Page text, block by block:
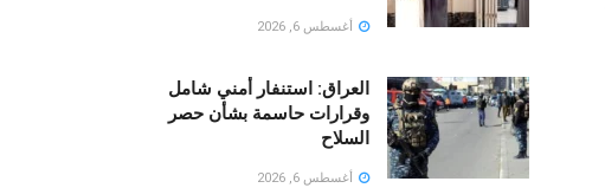
أغسطس 6, 2026
العراق: استنفار أمني شامل
وقرارات حاسمة بشأن حصر
السلاح
أغسطس 6, 2026